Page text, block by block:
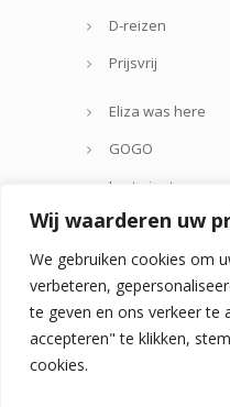
Wij waarderen uw
We gebruiken cookies om
verbeteren,
te geven en ons verkeer te
accepteren" te klikken,
cookies.
D-reizen
Prijsvrij
Eliza was here
GOGO
Lastminute.com
Thomas Cook
Zoover